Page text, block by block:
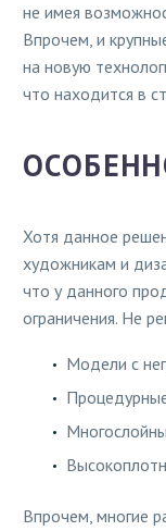
не имея
Впрочем, и
на новую
что находится в
Хотя данное
художникам и
что у данного
ограничения. Не
Модели с
Впрочем, многие